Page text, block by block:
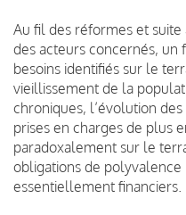
Au fil des réformes et
des acteurs concernés, un
besoins identifiés sur le
vieillissement de la
chroniques, l’évolution
prises en charges de plus
paradoxalement sur le
obligations de
essentiellement financiers.